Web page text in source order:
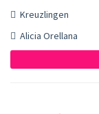
Kreuzlingen
Alicia Orellana